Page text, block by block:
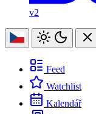
v2
Feed
Watchlist
Kalendář